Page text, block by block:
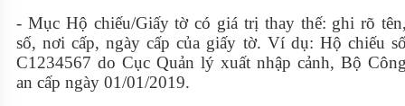
- Mục Hộ chiếu/Giấy tờ có giá trị thay thế: ghi rõ
số, nơi cấp, ngày cấp của giấy tờ. Ví dụ: Hộ chiếu
C1234567 do Cục Quản lý xuất nhập cảnh, Bộ
an cấp ngày 01/01/2019.